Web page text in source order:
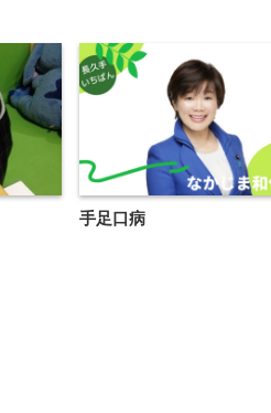
手足口病